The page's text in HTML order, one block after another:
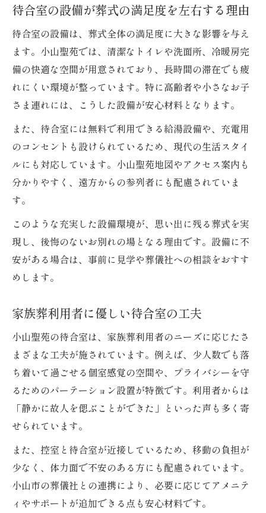
待合室の設備が葬式の満足度を左右する理由
待合室の設備は、葬式全体の満足度に大きな影響を与え
ます。小山聖苑では、清潔なトイレや洗面所、冷暖房完
備の快適な空間が用意されており、長時間の滞在でも疲
れにくい環境が整っています。特に高齢者や小さなお子
さま連れには、こうした設備が安心材料となります。
また、待合室には無料で利用できる給湯設備や、充電用
のコンセントも設けられているため、現代の生活スタイ
ルにも対応しています。小山聖苑地図やアクセス案内も
分かりやすく、遠方からの参列者にも配慮されていま
す。
このような充実した設備環境が、思い出に残る葬式を実
現し、後悔のないお別れの場となる理由です。設備に不
安がある場合は、事前に見学や葬儀社への相談をおすす
めします。
家族葬利用者に優しい待合室の工夫
小山聖苑の待合室は、家族葬利用者のニーズに応じたさ
まざまな工夫が施されています。例えば、少人数でも落
ち着いて過ごせる個室感覚の空間や、プライバシーを守
るためのパーテーション設置が特徴です。利用者からは
「静かに故人を偲ぶことができた」といった声も多く寄
せられています。
また、控室と待合室が近接しているため、移動の負担が
少なく、体力面で不安のある方にも配慮されています。
小山市の葬儀社との連携により、必要に応じてアメニテ
ィやサポートが追加できる点も安心材料です。